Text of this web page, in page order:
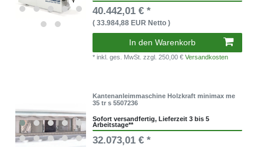
40.442,01 € *
( 33.984,88 EUR Netto )
In den Warenkorb
* inkl. ges. MwSt.zzgl. 250,00 €Versandkosten
Kantenanleimmaschine Holzkraft minimax me
35 tr s 5507236
Sofort versandfertig, Lieferzeit 3 bis 5
Arbeitstage**
32.073,01 € *